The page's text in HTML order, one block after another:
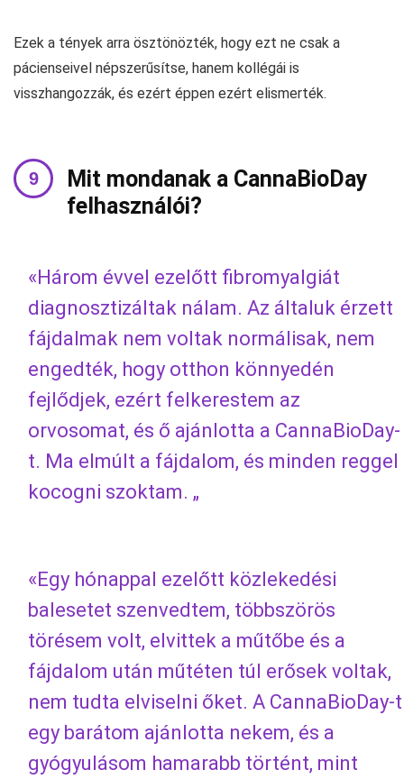
Ezek a tények arra ösztönözték, hogy ezt ne csak a
pácienseivel népszerűsítse, hanem kollégái is
visszhangozzák, és ezért éppen ezért elismerték.
Mit mondanak a CannaBioDay
felhasználói?
«Három évvel ezelőtt fibromyalgiát
diagnosztizáltak nálam. Az általuk érzett
fájdalmak nem voltak normálisak, nem
engedték, hogy otthon könnyedén
fejlődjek, ezért felkerestem az
orvosomat, és ő ajánlotta a CannaBioDay-
t. Ma elmúlt a fájdalom, és minden reggel
kocogni szoktam. „
«Egy hónappal ezelőtt közlekedési
balesetet szenvedtem, többszörös
törésem volt, elvittek a műtőbe és a
fájdalom után műtéten túl erősek voltak,
nem tudta elviselni őket. A CannaBioDay-t
egy barátom ajánlotta nekem, és a
gyógyulásom hamarabb történt, mint